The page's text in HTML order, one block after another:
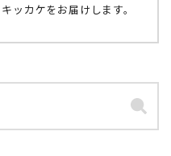
ッカケをお届けします。